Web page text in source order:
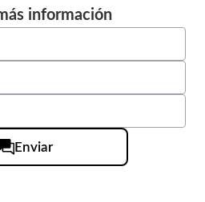
información
Enviar